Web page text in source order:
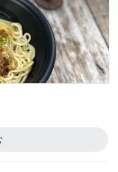
自動製氷機能
フレンチ